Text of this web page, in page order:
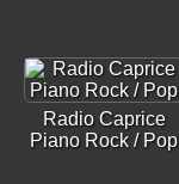
Radio Caprice
Piano Rock / Pop